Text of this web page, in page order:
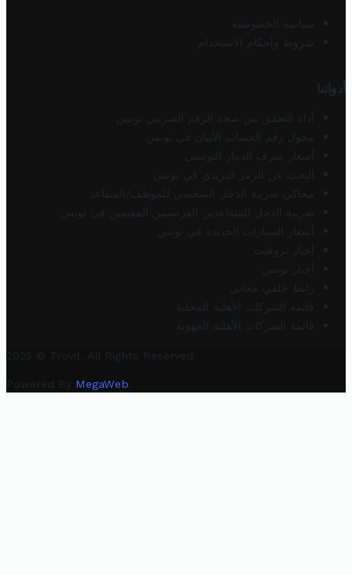
سياسة الخصوصية
شروط وأحكام الاستخدام
أدواتنا
أداة التحقق من صحة الرقم الضريبي تونس
محول رقم الحساب الآيبان في تونس
أسعار صرف الدينار التونسي
البحث عن الرمز البريدي في تونس
محاكي ضريبة الدخل الشخصي للموظف/المتقاعد
ضريبة الدخل للمتقاعدين الفرنسيين المقيمين في تونس
أسعار السيارات الجديدة في تونس
أخبار تروفيت
أخبار تونس
رابط خلفي مجاني
قائمة الشركات الأهلية المحلية
قائمة الشركات الأهلية الجهوية
2025 © Trovit. All Rights Reserved.
Powered By MegaWeb